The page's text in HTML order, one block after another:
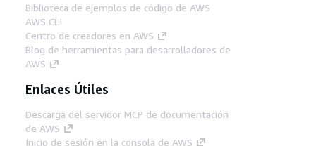
Biblioteca de ejemplos de código de AWS
AWS CLI
Centro de creadores en AWS
Blog de herramientas para desarrolladores de
AWS
Enlaces Útiles
Descarga del servidor MCP de documentación
de AWS
Inicio de sesión en la consola de AWS